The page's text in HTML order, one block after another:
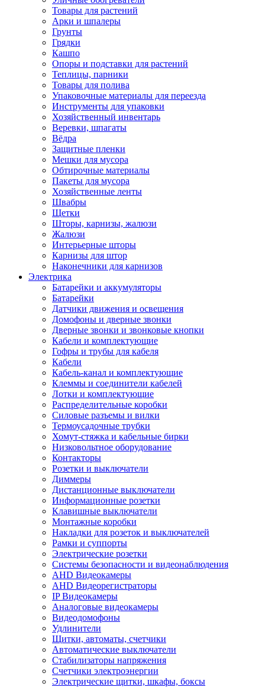
Товары для растений
Арки и шпалеры
Грунты
Грядки
Кашпо
Опоры и подставки для растений
Теплицы, парники
Товары для полива
Упаковочные материалы для переезда
Инструменты для упаковки
Хозяйственный инвентарь
Веревки, шпагаты
Вёдра
Защитные пленки
Мешки для мусора
Обтирочные материалы
Пакеты для мусора
Хозяйственные ленты
Швабры
Щетки
Шторы, карнизы, жалюзи
Жалюзи
Интерьерные шторы
Карнизы для штор
Наконечники для карнизов
Электрика
Батарейки и аккумуляторы
Батарейки
Датчики движения и освещения
Домофоны и дверные звонки
Дверные звонки и звонковые кнопки
Кабели и комплектующие
Гофры и трубы для кабеля
Кабели
Кабель-канал и комплектующие
Клеммы и соединители кабелей
Лотки и комплектующие
Распределительные коробки
Силовые разъемы и вилки
Термоусадочные трубки
Хомут-стяжка и кабельные бирки
Низковольтное оборудование
Контакторы
Розетки и выключатели
Диммеры
Дистанционные выключатели
Информационные розетки
Клавишные выключатели
Монтажные коробки
Накладки для розеток и выключателей
Рамки и суппорты
Электрические розетки
Системы безопасности и видеонаблюдения
AHD Видеокамеры
AHD Видеорегистраторы
IP Видеокамеры
Аналоговые видеокамеры
Видеодомофоны
Удлинители
Щитки, автоматы, счетчики
Автоматические выключатели
Стабилизаторы напряжения
Счетчики электроэнергии
Электрические щитки, шкафы, боксы